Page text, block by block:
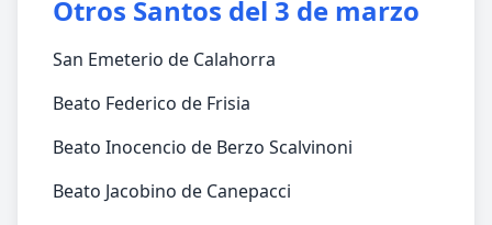
Otros Santos del 3 de marzo
San Emeterio de Calahorra
Beato Federico de Frisia
Beato Inocencio de Berzo Scalvinoni
Beato Jacobino de Canepacci